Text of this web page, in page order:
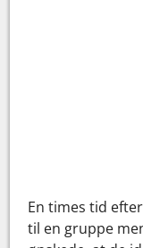
En times tid
til en gruppe